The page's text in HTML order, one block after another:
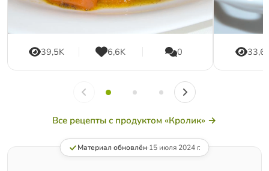
39,5K 6,6K 0
Все рецепты с продуктом «Кролик» →
Материал обновлён·15 июля 2024 г.